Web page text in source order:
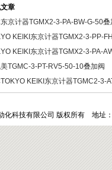
章
东京计器TGMX2-3-PA-BW-G-50
KEIKI东京计器TGMX2-3-PP-
KEIKI东京计器TGMX2-3-PA-
TGMC-3-PT-RV5-50-10叠加阀
TOKYO KEIKI东京计器TGMC2-3-
科技有限公司 版权所有 地址